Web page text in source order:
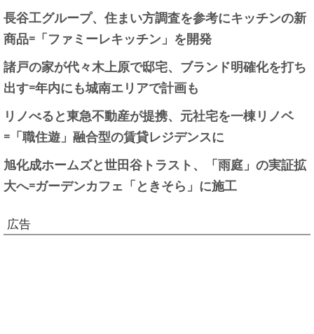
長谷工グループ、住まい方調査を参考にキッチンの新
商品=「ファミーレキッチン」を開発
諸戸の家が代々木上原で邸宅、ブランド明確化を打ち
出す=年内にも城南エリアで計画も
リノべると東急不動産が提携、元社宅を一棟リノベ
=「職住遊」融合型の賃貸レジデンスに
旭化成ホームズと世田谷トラスト、「雨庭」の実証拡
大へ=ガーデンカフェ「ときそら」に施工
広告